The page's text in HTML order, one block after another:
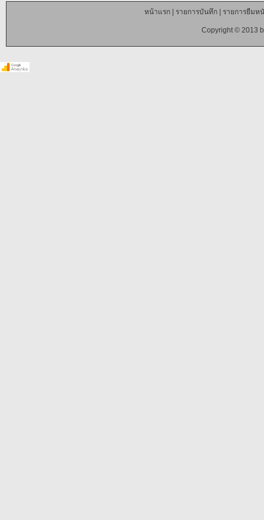
หน้าแรก| รายการบันทึก| รายการยืมห
Copyright © 2013